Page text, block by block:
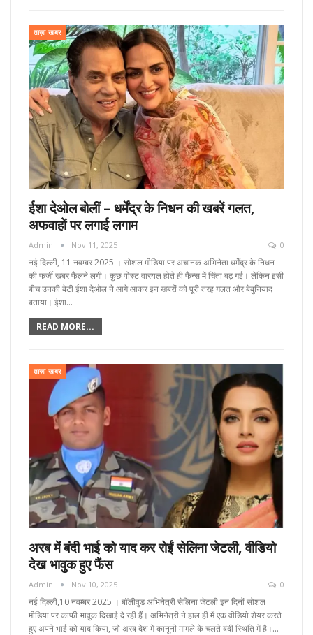
ताज़ा खबर
ईशा देओल बोलीं – धर्मेंद्र के निधन की खबरें गलत,
अफवाहों पर लगाई लगाम
Admin Nov 11, 2025 0
नई दिल्ली, 11 नवम्बर 2025 । सोशल मीडिया पर अचानक अभिनेता धर्मेंद्र के निधन
की फर्जी खबर फैलने लगी। कुछ पोस्ट वारयल होते ही फैन्स में चिंता बढ़ गई। लेकिन इसी
बीच उनकी बेटी ईशा देओल ने आगे आकर इन खबरों को पूरी तरह गलत और बेबुनियाद
बताया। ईशा…
READ MORE...
ताज़ा खबर
अरब में बंदी भाई को याद कर रोईं सेलिना जेटली, वीडियो
देख भावुक हुए फैंस
Admin Nov 10, 2025 0
नई दिल्ली,10 नवम्बर 2025 । बॉलीवुड अभिनेत्री सेलिना जेटली इन दिनों सोशल
मीडिया पर काफी भावुक दिखाई दे रही हैं। अभिनेत्री ने हाल ही में एक वीडियो शेयर करते
हुए अपने भाई को याद किया, जो अरब देश में कानूनी मामले के चलते बंदी स्थिति में है।…